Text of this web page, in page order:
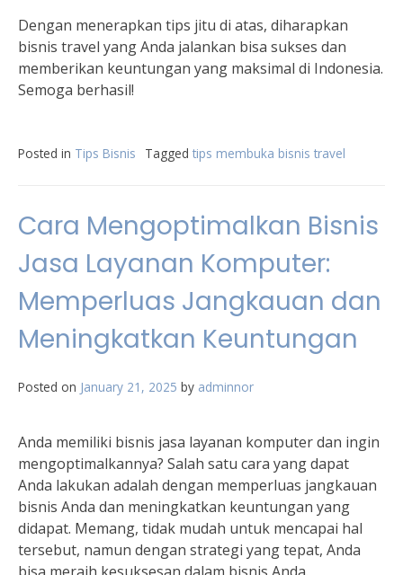
Dengan menerapkan tips jitu di atas, diharapkan
bisnis travel yang Anda jalankan bisa sukses dan
memberikan keuntungan yang maksimal di Indonesia.
Semoga berhasil!
Posted in Tips Bisnis Tagged tips membuka bisnis travel
Cara Mengoptimalkan Bisnis
Jasa Layanan Komputer:
Memperluas Jangkauan dan
Meningkatkan Keuntungan
Posted on January 21, 2025 by adminnor
Anda memiliki bisnis jasa layanan komputer dan ingin
mengoptimalkannya? Salah satu cara yang dapat
Anda lakukan adalah dengan memperluas jangkauan
bisnis Anda dan meningkatkan keuntungan yang
didapat. Memang, tidak mudah untuk mencapai hal
tersebut, namun dengan strategi yang tepat, Anda